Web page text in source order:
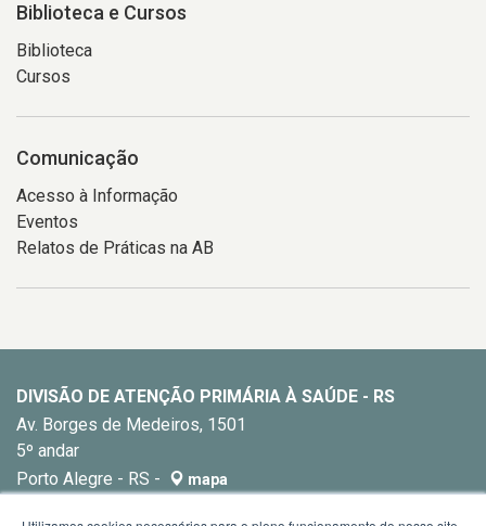
Biblioteca e Cursos
Biblioteca
Cursos
Comunicação
Acesso à Informação
Eventos
Relatos de Práticas na AB
DIVISÃO DE ATENÇÃO PRIMÁRIA À SAÚDE - RS
Av. Borges de Medeiros, 1501
5º andar
Porto Alegre - RS -
mapa